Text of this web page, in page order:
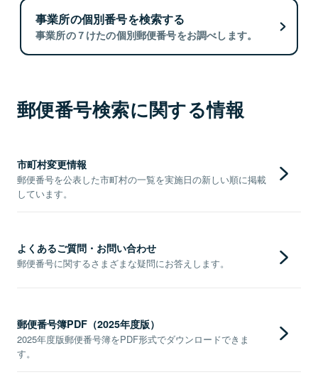
事業所の個別番号を検索する
事業所の７けたの個別郵便番号をお調べします。
郵便番号検索に関する情報
市町村変更情報
郵便番号を公表した市町村の一覧を実施日の新しい順に掲載
しています。
よくあるご質問・お問い合わせ
郵便番号に関するさまざまな疑問にお答えします。
郵便番号簿PDF（2025年度版）
2025年度版郵便番号簿をPDF形式でダウンロードできま
す。